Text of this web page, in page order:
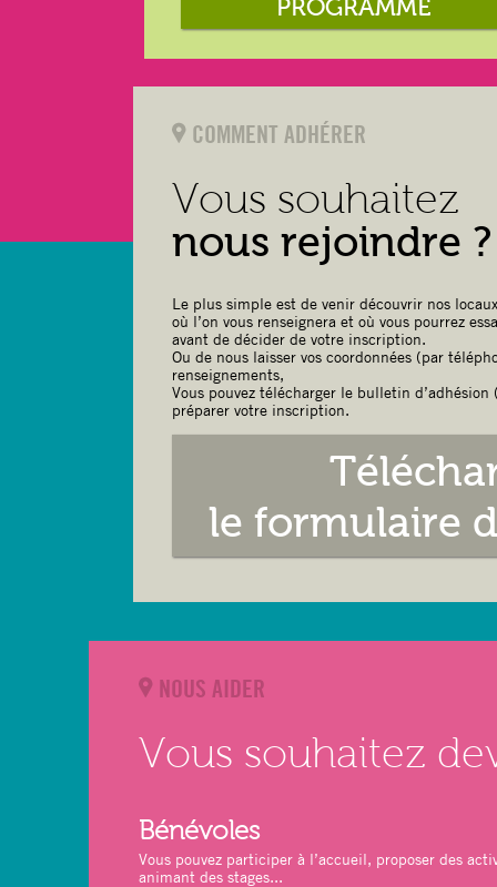
PROGRAMME
COMMENT ADHÉRER
Vous souhaitez
nous rejoindre ?
Le plus simple est de venir découvrir nos
où l’on vous renseignera et où vous pourrez
avant de décider de votre inscription.
Ou de nous laisser vos coordonnées (par
renseignements,
Vous pouvez télécharger le bulletin
préparer votre inscription.
le formulaire
NOUS AIDER
Vous souhaitez
Bénévoles
Vous pouvez participer à l’accueil, proposer des
animant des stages...